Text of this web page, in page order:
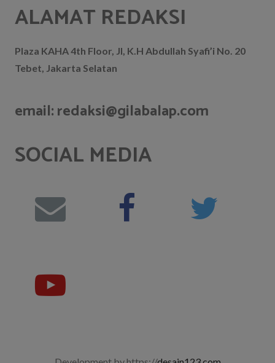
ALAMAT REDAKSI
Plaza KAHA 4th Floor, Jl, K.H Abdullah Syafi’i No. 20
Tebet, Jakarta Selatan
email: redaksi@gilabalap.com
SOCIAL MEDIA